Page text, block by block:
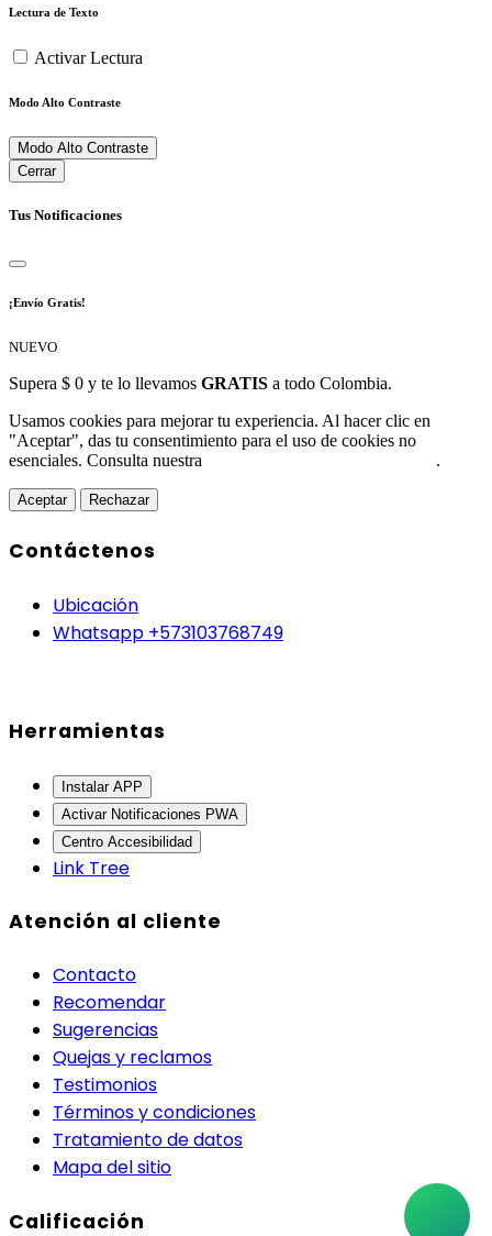
Lectura de Texto
Activar Lectura
Modo Alto Contraste
Modo Alto Contraste
Cerrar
Tus Notificaciones
¡Envío Gratis!
NUEVO
Supera $ 0 y te lo llevamos GRATIS a todo Colombia.
Usamos cookies para mejorar tu experiencia. Al hacer clic en
"Aceptar", das tu consentimiento para el uso de cookies no
esenciales. Consulta nuestra
.
Aceptar Rechazar
Contáctenos
Ubicación
Whatsapp +573103768749
Herramientas
Instalar APP
Activar Notificaciones PWA
Centro Accesibilidad
Link Tree
Atención al cliente
Contacto
Recomendar
Sugerencias
Quejas y reclamos
Testimonios
Términos y condiciones
Tratamiento de datos
Mapa del sitio
Calificación